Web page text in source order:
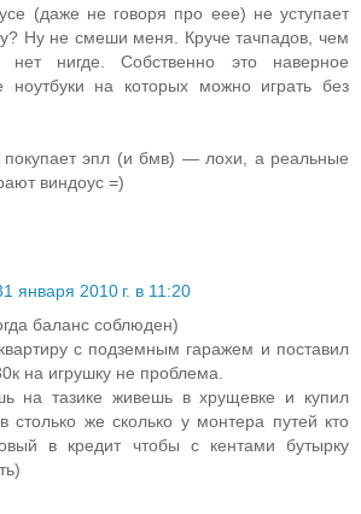
(даже не говоря про еее) не уступает
Ну не смеши меня. Круче тачпадов, чем
нет нигде. Собственно это наверное
ноутбуки на которых можно играть без
эпл (и бмв) — лохи, а реальные
виндоус =)
января 2010 г. в 11:20
баланс соблюден)
с подземным гаражем и поставил
на игрушку не проблема.
на тазике живешь в хрущевке и купил
столько же сколько у монтера путей кто
в кредит чтобы с кентами бутырку